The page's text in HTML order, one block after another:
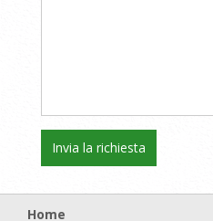
Home